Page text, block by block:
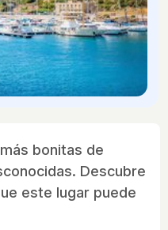
bonitas de
Descubre
este lugar puede